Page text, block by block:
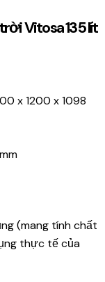
Vitosa 135 lít
x 1200 x 1098
(mang tính chất
thực tế của